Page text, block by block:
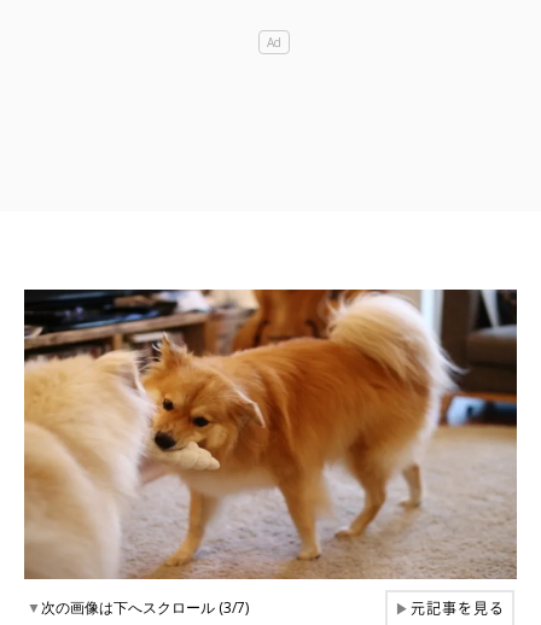
▼次の画像は下へスクロール (3/7) ▶元記事を見る